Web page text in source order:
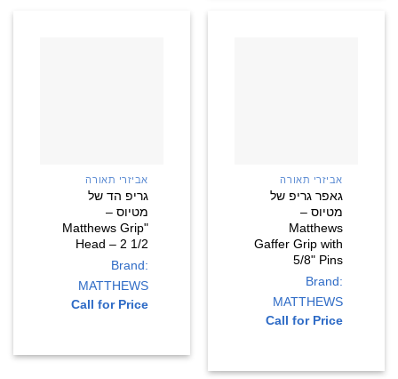
אביזרי תאורה
גאפר גריפ של
מטיוס –
Matthews
Gaffer Grip with
5/8" Pins
Brand:
MATTHEWS
Call for Price
אביזרי תאורה
גריפ הד של
מטיוס –
"Matthews Grip
Head – 2 1/2
Brand:
MATTHEWS
Call for Price